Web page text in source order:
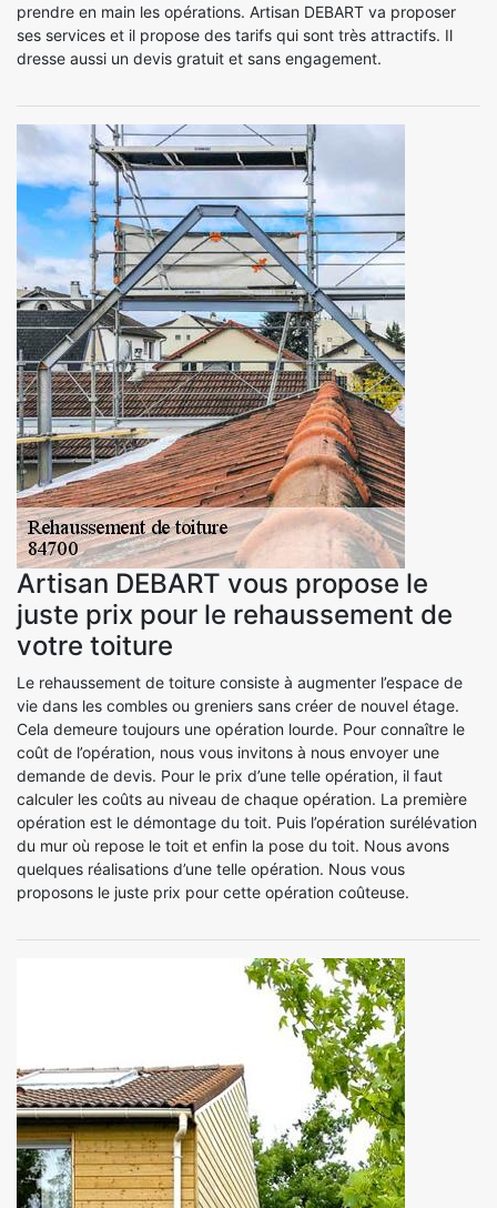
prendre en main les opérations. Artisan DEBART va proposer
ses services et il propose des tarifs qui sont très attractifs. Il
dresse aussi un devis gratuit et sans engagement.
Artisan DEBART vous propose le
juste prix pour le rehaussement de
votre toiture
Le rehaussement de toiture consiste à augmenter l’espace de
vie dans les combles ou greniers sans créer de nouvel étage.
Cela demeure toujours une opération lourde. Pour connaître le
coût de l’opération, nous vous invitons à nous envoyer une
demande de devis. Pour le prix d’une telle opération, il faut
calculer les coûts au niveau de chaque opération. La première
opération est le démontage du toit. Puis l’opération surélévation
du mur où repose le toit et enfin la pose du toit. Nous avons
quelques réalisations d’une telle opération. Nous vous
proposons le juste prix pour cette opération coûteuse.